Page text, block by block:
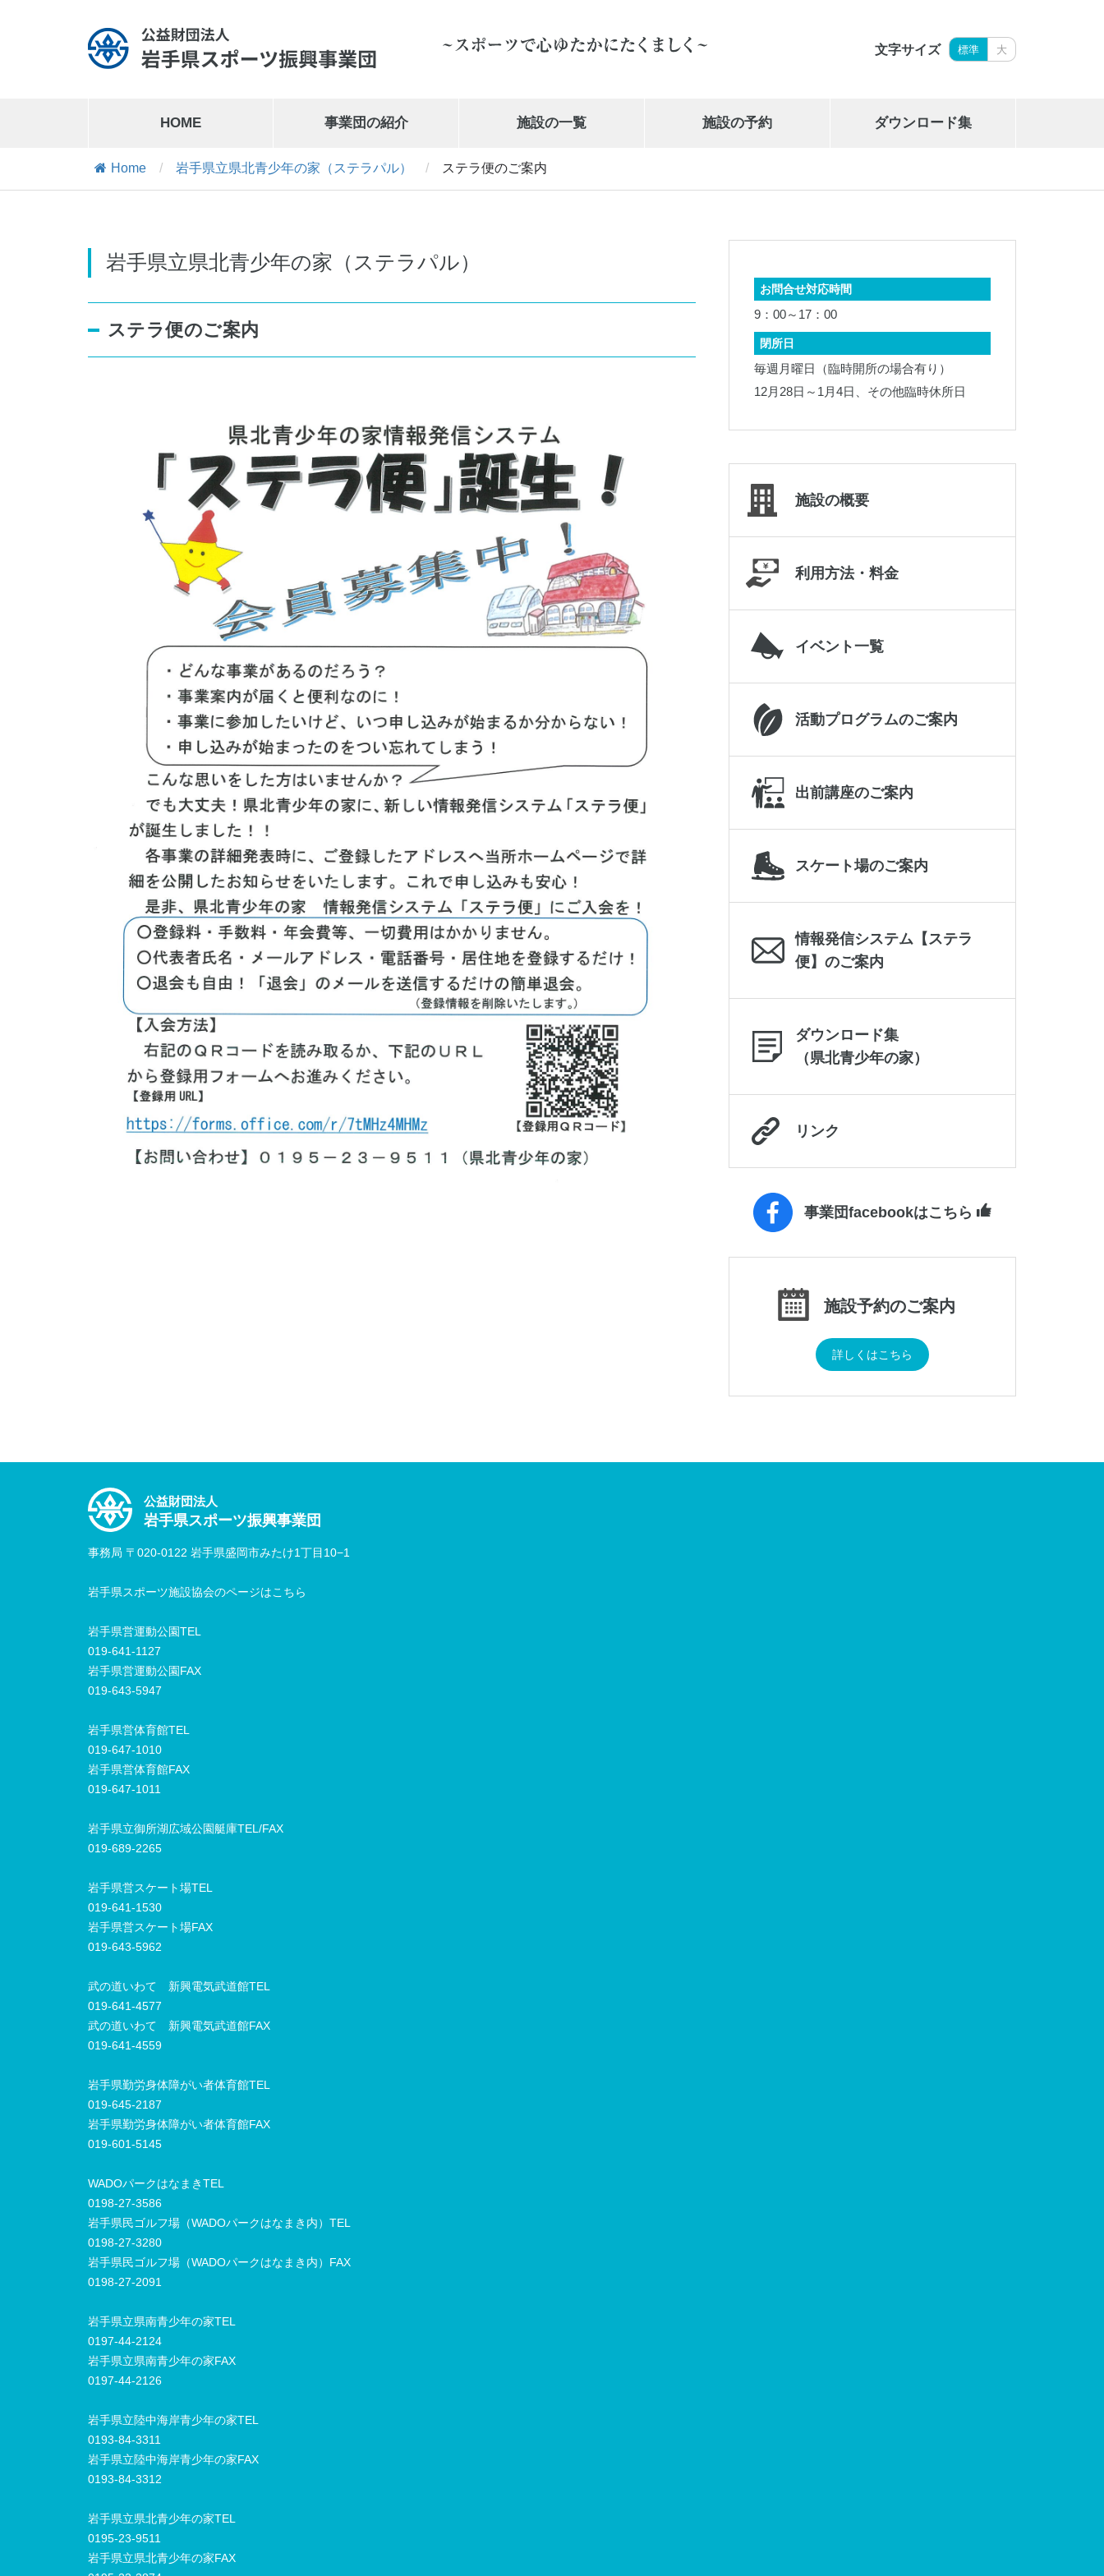
文字サイズ 標準 大
HOME 事業団の紹介 施設の一覧 施設の予約 ダウンロード集
019-641-8302
019-689-2265
岩手県勤労身体障がい者体育館
019-645-2187
WADOパーク花巻
0198-27-3586
岩手県民ゴルフ場
0198-27-3280
岩手県立県南青少年の家
0197-44-2124
Home / 岩手県立県北青少年の家（ステラパル） / ステラ便のご案内
岩手県立県北青少年の家（ステラパル）
ステラ便のご案内
お問合せ対応時間
9：00～17：00
閉所日
毎週月曜日（臨時開所の場合有り）
12月28日～1月4日、その他臨時休所日
施設の概要
利用方法・料金
イベント一覧
活動プログラムのご案内
出前講座のご案内
スケート場のご案内
情報発信システム【ステラ
便】のご案内
ダウンロード集
（県北青少年の家）
リンク
事業団facebookはこちら
施設予約のご案内
詳しくはこちら
公益財団法人
岩手県スポーツ振興事業団
事務局 〒020-0122 岩手県盛岡市みたけ1丁目10−1
岩手県スポーツ施設協会のページはこちら
岩手県営運動公園TEL
019-641-1127
岩手県営運動公園FAX
019-643-5947
岩手県営体育館TEL
019-647-1010
岩手県営体育館FAX
019-647-1011
岩手県立御所湖広域公園艇庫TEL/FAX
019-689-2265
岩手県営スケート場TEL
019-641-1530
岩手県営スケート場FAX
019-643-5962
武の道いわて 新興電気武道館TEL
019-641-4577
武の道いわて 新興電気武道館FAX
019-641-4559
岩手県勤労身体障がい者体育館TEL
019-645-2187
岩手県勤労身体障がい者体育館FAX
019-601-5145
WADOパークはなまきTEL
0198-27-3586
岩手県民ゴルフ場（WADOパークはなまき内）TEL
0198-27-3280
岩手県民ゴルフ場（WADOパークはなまき内）FAX
0198-27-2091
岩手県立県南青少年の家TEL
0197-44-2124
岩手県立県南青少年の家FAX
0197-44-2126
岩手県立陸中海岸青少年の家TEL
0193-84-3311
岩手県立陸中海岸青少年の家FAX
0193-84-3312
岩手県立県北青少年の家TEL
0195-23-9511
岩手県立県北青少年の家FAX